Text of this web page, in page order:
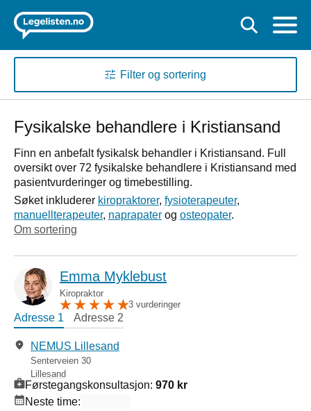
Filter og sortering
Fysikalske behandlere i Kristiansand
Finn en anbefalt fysikalsk behandler i Kristiansand. Full
oversikt over 72 fysikalske behandlere i Kristiansand med
pasientvurderinger og timebestilling.
Søket inkluderer kiropraktorer, fysioterapeuter,
manuellterapeuter, naprapater og osteopater.
Om sortering
Emma Myklebust
Kiropraktor
3 vurderinger
Adresse 1 Adresse 2
NEMUS Lillesand
Senterveien 30
Lillesand
Førstegangskonsultasjon: 970 kr
Neste time: